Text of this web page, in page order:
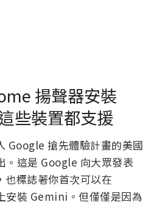
揚聲器安裝
些裝置都支援
Google 搶先體驗計畫的美國
這是 Google 向大眾發表
標誌著你首次可以在
安裝 Gemini。但僅僅是因為